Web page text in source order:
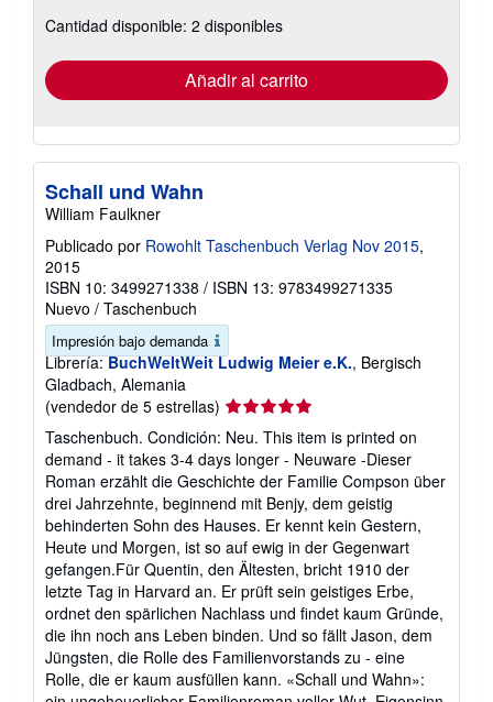
las
tarifas
envío
Cantidad disponible: 2 disponibles
Añadir al carrito
Schall und Wahn
William Faulkner
Publicado por Rowohlt Taschenbuch Verlag Nov 2015,
2015
ISBN 10: 3499271338 / ISBN 13: 9783499271335
Nuevo / Taschenbuch
Impresión bajo demanda
Librería: BuchWeltWeit Ludwig Meier e.K., Bergisch
Gladbach, Alemania
(vendedor de 5 estrellas) Calificación
del
vendedor:
5
de
5
estrellas
Taschenbuch. Condición: Neu. This item is printed on
demand - it takes 3-4 days longer - Neuware -Dieser
Roman erzählt die Geschichte der Familie Compson über
drei Jahrzehnte, beginnend mit Benjy, dem geistig
behinderten Sohn des Hauses. Er kennt kein Gestern,
Heute und Morgen, ist so auf ewig in der Gegenwart
gefangen.Für Quentin, den Ältesten, bricht 1910 der
letzte Tag in Harvard an. Er prüft sein geistiges Erbe,
ordnet den spärlichen Nachlass und findet kaum Gründe,
die ihn noch ans Leben binden. Und so fällt Jason, dem
Jüngsten, die Rolle des Familienvorstands zu - eine
Rolle, die er kaum ausfüllen kann. «Schall und Wahn»: